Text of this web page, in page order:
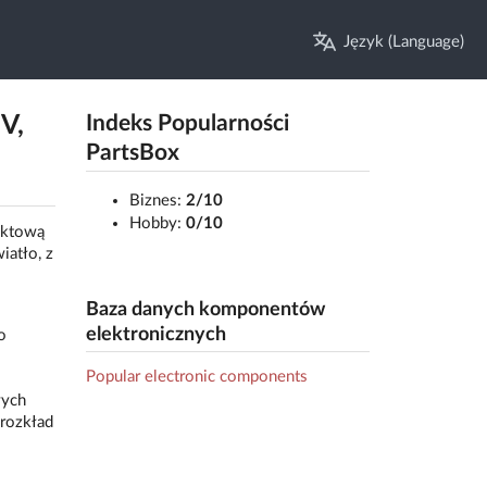
Język (Language)
z
Indeks Popularności
PartsBox
Biznes: 2/10
Hobby: 0/10
Baza danych komponentów
elektronicznych
Popular electronic components